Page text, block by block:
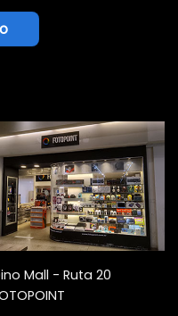
Mall - Ruta 20